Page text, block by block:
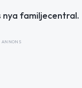
nya familjecentral.
ANNONS